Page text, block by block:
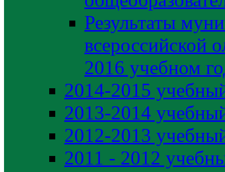
Результаты
всероссийской
2016 учебном
2014-2015
2013-2014
2012-2013
2011 - 2012